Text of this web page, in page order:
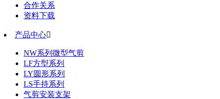
合作关系
资料下载
产品中心
NW系列微型气剪
LF方型系列
LY圆形系列
LS手持系列
气剪安装支架